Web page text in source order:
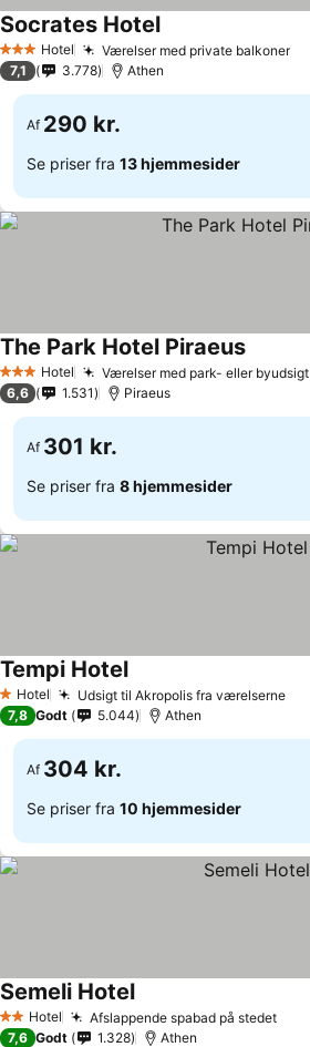
3 StjernerHotel Værelser med private balkoner
Socrates Hotel
7,1 3.778 Athen
Af 290 kr.
Se priser fra 13 hjemmesider
3 StjernerHotel Værelser med park- eller byudsigt
The Park Hotel Piraeus
6,6 1.531 Piraeus
Af 301 kr.
Se priser fra 8 hjemmesider
1 Stjerner
Hotel Udsigt til Akropolis fra værelserne
Tempi Hotel
7,8 Godt 5.044 Athen
Af 304 kr.
Se priser fra 10 hjemmesider
2 Stjerner
Hotel Afslappende spabad på stedet
Semeli Hotel
7,6 Godt 1.328 Athen